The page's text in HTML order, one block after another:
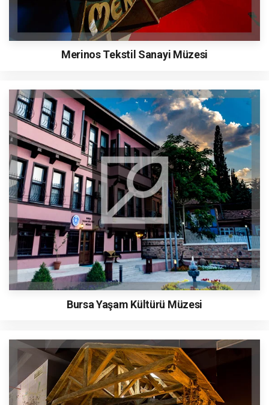
Merinos Tekstil Sanayi Müzesi
Bursa Yaşam Kültürü Müzesi